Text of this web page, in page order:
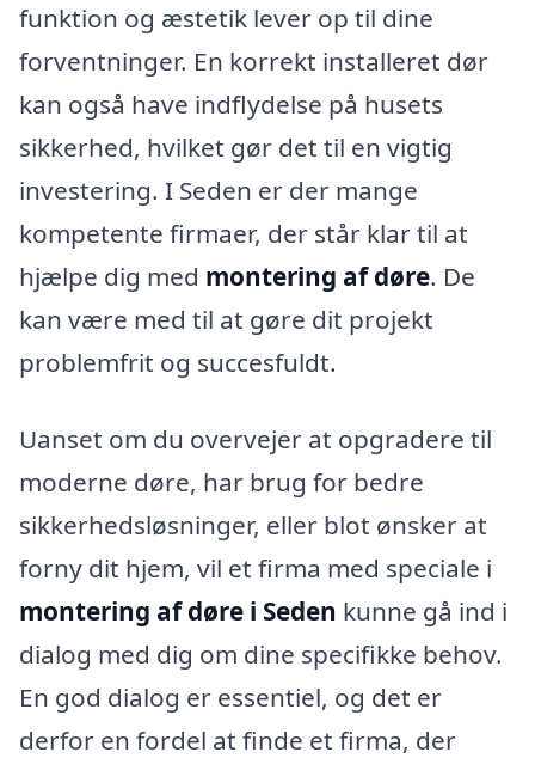
funktion og æstetik lever op til dine
forventninger. En korrekt installeret dør
kan også have indflydelse på husets
sikkerhed, hvilket gør det til en vigtig
investering. I Seden er der mange
kompetente firmaer, der står klar til at
hjælpe dig med montering af døre. De
kan være med til at gøre dit projekt
problemfrit og succesfuldt.
Uanset om du overvejer at opgradere til
moderne døre, har brug for bedre
sikkerhedsløsninger, eller blot ønsker at
forny dit hjem, vil et firma med speciale i
montering af døre i Seden kunne gå ind i
dialog med dig om dine specifikke behov.
En god dialog er essentiel, og det er
derfor en fordel at finde et firma, der